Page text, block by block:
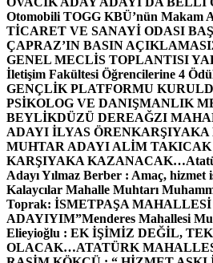
Otomobili TOGG KBÜ’nün Makam
TİCARET VE SANAYİ ODASI
ÇAPRAZ’IN BASIN AÇIKLAMASI
GENEL MECLİS TOPLANTISI
İletişim Fakültesi Öğrencilerine 4
GENÇLİK PLATFORMU
PSİKOLOG VE DANIŞMANLIK
BEYLİKDÜZÜ DEREAĞZI
ADAYI İLYAS ÖREN
MUHTAR ADAYI ALİM
KARŞIYAKA KAZANACAK…
Adayı Yılmaz Berber : Amaç,
Kalaycılar Mahalle Muhtarı
Toprak: İSMETPAŞA
ADAYIYIM”Menderes Mahallesi
Elieyioğlu : EK İŞİMİZ DEĞİL,
OLACAK…ATATÜRK